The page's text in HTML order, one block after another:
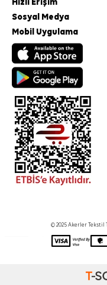
Hızlı Erişim
Sosyal Medya
Mobil Uygulama
© 2025 Akerler Tekstil